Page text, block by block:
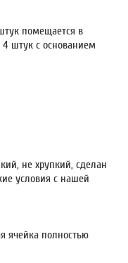
помещается в
штук с основанием
не хрупкий, сделан
условия с нашей
ячейка полностью